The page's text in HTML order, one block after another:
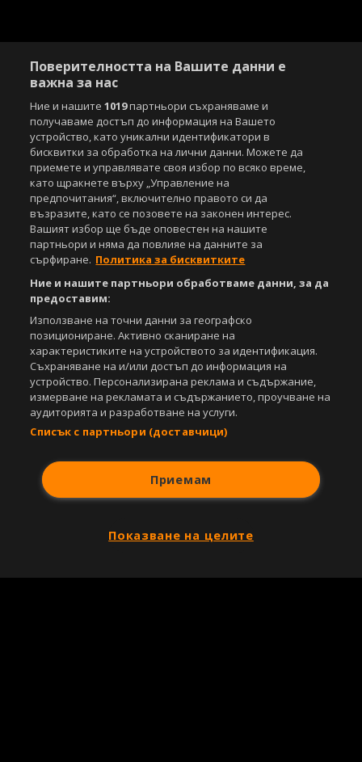
Поверителността на Вашите данни е
важна за нас
Ние и нашите1019партньори съхраняваме и
получаваме достъп до информация на Вашето
устройство, като уникални идентификатори в
бисквитки за обработка на лични данни. Можете да
приемете и управлявате своя избор по всяко време,
като щракнете върху „Управление на
предпочитания“, включително правото си да
възразите, като се позовете на законен интерес.
Вашият избор ще бъде оповестен на нашите
партньори и няма да повлияе на данните за
сърфиране. Политика за бисквитките
Ние и нашите партньори обработваме данни, за да
предоставим:
Използване на точни данни за географско
позициониране. Активно сканиране на
характеристиките на устройството за идентификация.
Съхраняване на и/или достъп до информация на
устройство. Персонализирана реклама и съдържание,
измерване на рекламата и съдържанието, проучване на
аудиторията и разработване на услуги.
Списък с партньори (доставчици)
Приемам
Показване на целите